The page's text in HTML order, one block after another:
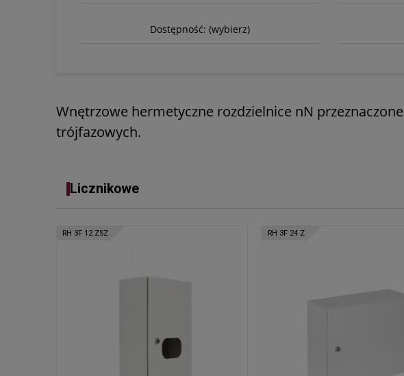
Dostępność: (wybierz)
Wnętrzowe hermetyczne rozdzielnice nN
trójfazowych.
Licznikowe
RH 3F 12 ZSZ RH 3F 24 Z